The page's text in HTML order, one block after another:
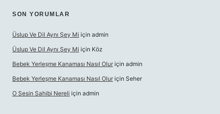
SON YORUMLAR
Üslup Ve Dil Aynı Şey Mi için admin
Üslup Ve Dil Aynı Şey Mi için Köz
Bebek Yerleşme Kanaması Nasıl Olur için admin
Bebek Yerleşme Kanaması Nasıl Olur için Seher
O Sesin Sahibi Nereli için admin